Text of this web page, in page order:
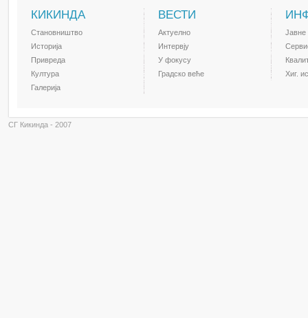
КИКИНДА
Становништво
Историја
Привреда
Култура
Галерија
ВЕСТИ
Актуелно
Интервју
У фокусу
Градско веће
Јавне
Хиг.
СГ Кикинда - 2007